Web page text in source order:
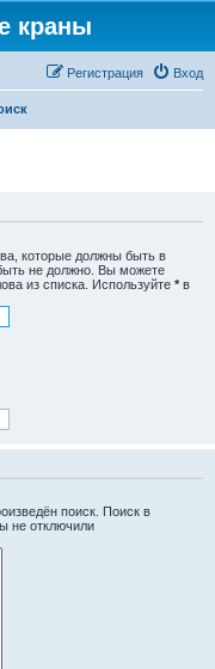
краны
Вход
Регистрация
которые должны быть в
не должно. Вы можете
из списка. Используйте * в
поиск. Поиск в
не отключили